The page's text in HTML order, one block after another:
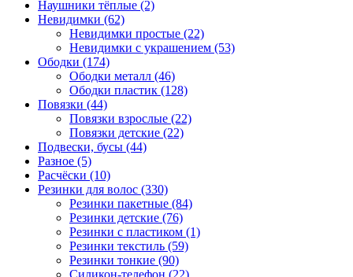
Наушники тёплые (2)
Невидимки (62)
Невидимки простые (22)
Невидимки с украшением (53)
Ободки (174)
Ободки металл (46)
Ободки пластик (128)
Повязки (44)
Повязки взрослые (22)
Повязки детские (22)
Подвески, бусы (44)
Разное (5)
Расчёски (10)
Резинки для волос (330)
Резинки пакетные (84)
Резинки детские (76)
Резинки с пластиком (1)
Резинки текстиль (59)
Резинки тонкие (90)
Силикон-телефон (22)